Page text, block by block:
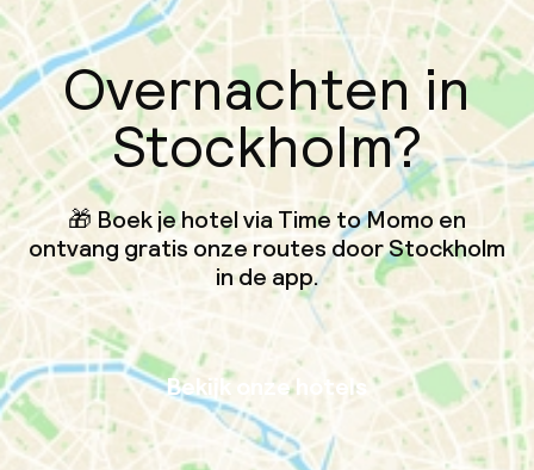
Overnachten in
Stockholm?
🎁 Boek je hotel via Time to Momo en
ontvang gratis onze routes door Stockholm
in de app.
Bekijk onze hotels